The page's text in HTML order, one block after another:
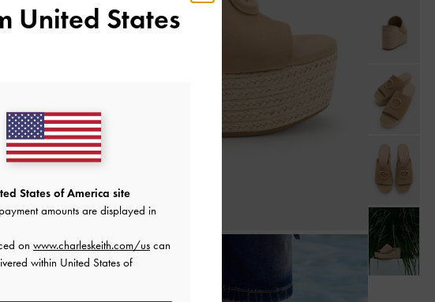
United States
States of America site
amounts are displayed in
on www.charleskeith.com/us can
within United States of